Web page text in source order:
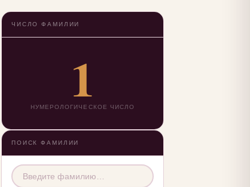
ЧИСЛО ФАМИЛИИ
1
НУМЕРОЛОГИЧЕСКОЕ ЧИСЛО
ПОИСК ФАМИЛИИ